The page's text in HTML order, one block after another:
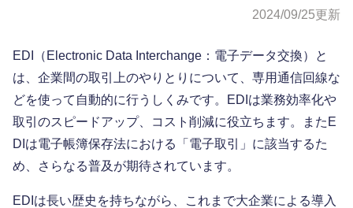
2024/09/25更新
EDI（Electronic Data Interchange：電子データ交換）と
は、企業間の取引上のやりとりについて、専用通信回線な
どを使って自動的に行うしくみです。EDIは業務効率化や
取引のスピードアップ、コスト削減に役立ちます。またE
DIは電子帳簿保存法における「電子取引」に該当するた
め、さらなる普及が期待されています。
EDIは長い歴史を持ちながら、これまで大企業による導入